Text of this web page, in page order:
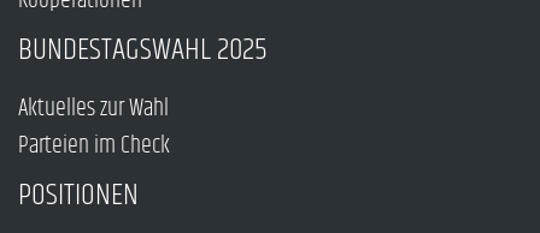
BUNDESTAGSWAHL 2025
Aktuelles zur Wahl
Parteien im Check
POSITIONEN